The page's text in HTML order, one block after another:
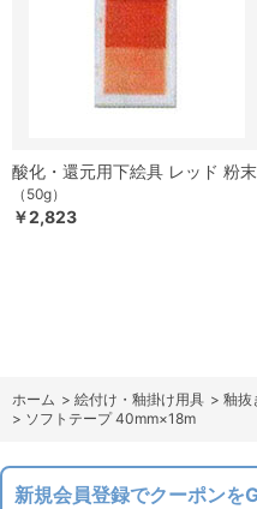
酸化・還元用下絵具 レッド 粉末
（50g）
￥2,823
ホーム > 絵付け・釉掛け用具 > 釉抜
> ソフトテープ 40mm×18m
新規会員登録でクーポンを